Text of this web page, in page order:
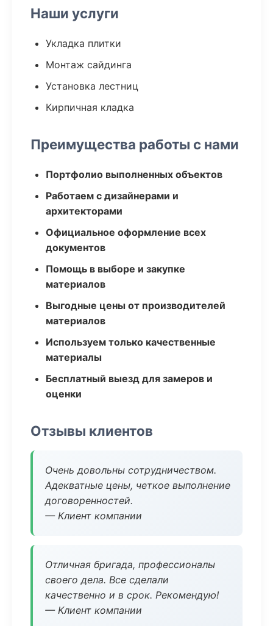
Наши услуги
Укладка плитки
Монтаж сайдинга
Установка лестниц
Кирпичная кладка
Преимущества работы с нами
Портфолио выполненных объектов
Работаем с дизайнерами и
архитекторами
Официальное оформление всех
документов
Помощь в выборе и закупке
материалов
Выгодные цены от производителей
материалов
Используем только качественные
материалы
Бесплатный выезд для замеров и
оценки
Отзывы клиентов
Очень довольны сотрудничеством.
Адекватные цены, четкое выполнение
договоренностей.
— Клиент компании
Отличная бригада, профессионалы
своего дела. Все сделали
качественно и в срок. Рекомендую!
— Клиент компании